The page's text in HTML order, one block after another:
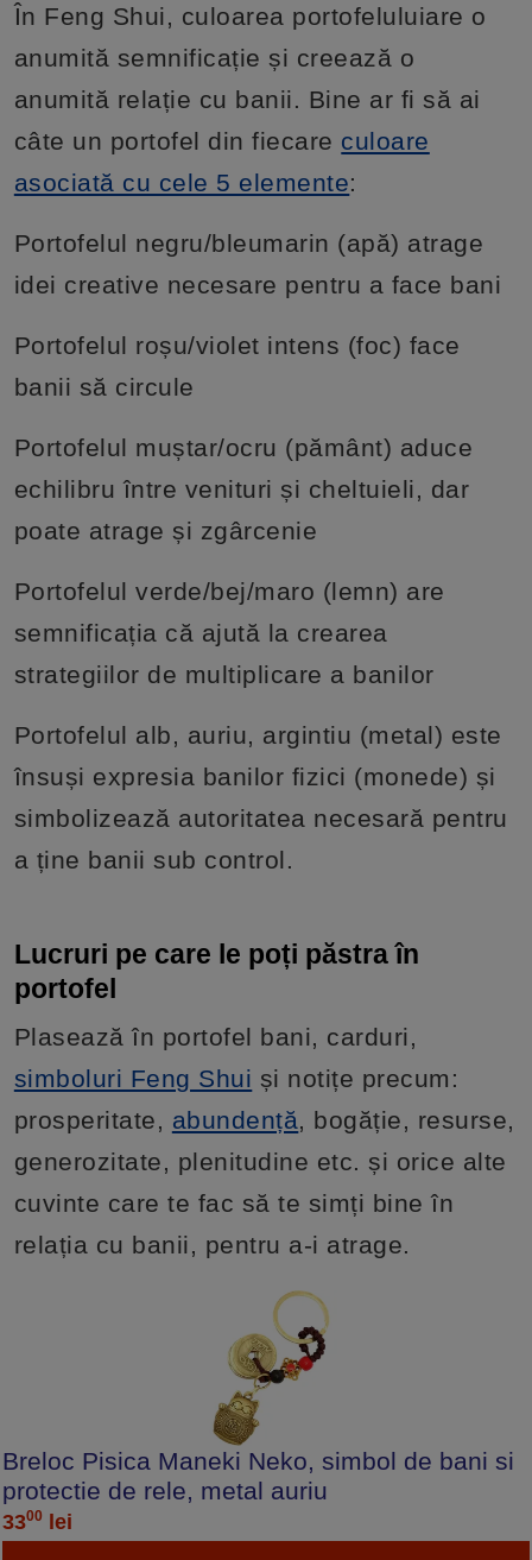
În Feng Shui, culoarea portofeluluiare o
anumită semnificație și creează o
anumită relație cu banii. Bine ar fi să ai
câte un portofel din fiecare culoare
asociată cu cele 5 elemente:
Portofelul negru/bleumarin (apă) atrage
idei creative necesare pentru a face bani
Portofelul roșu/violet intens (foc) face
banii să circule
Portofelul muștar/ocru (pământ) aduce
echilibru între venituri și cheltuieli, dar
poate atrage și zgârcenie
Portofelul verde/bej/maro (lemn) are
semnificația că ajută la crearea
strategiilor de multiplicare a banilor
Portofelul alb, auriu, argintiu (metal) este
însuși expresia banilor fizici (monede) și
simbolizează autoritatea necesară pentru
a ține banii sub control.
Lucruri pe care le poți păstra în
portofel
Plasează în portofel bani, carduri,
simboluri Feng Shui și notițe precum:
prosperitate, abundență, bogăție, resurse,
generozitate, plenitudine etc. și orice alte
cuvinte care te fac să te simți bine în
relația cu banii, pentru a-i atrage.
Breloc Pisica Maneki Neko, simbol de bani si
protectie de rele, metal auriu
3300 lei